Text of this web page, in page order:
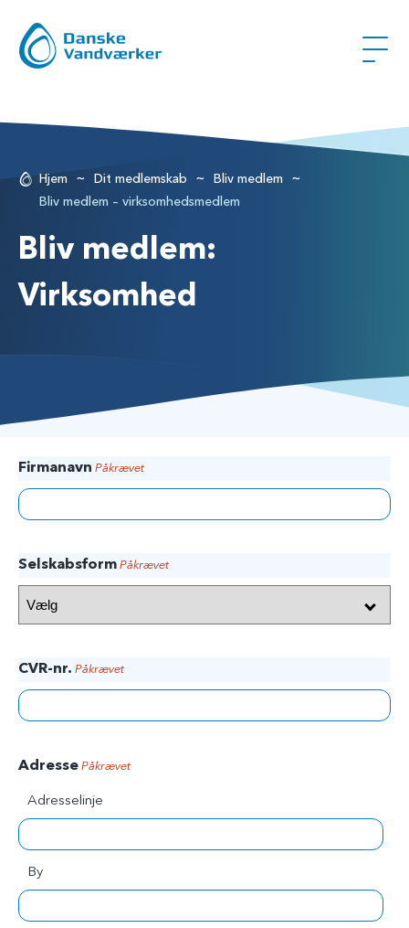
Hjem ~ Dit medlemskab ~ Bliv medlem ~
Bliv medlem – virksomhedsmedlem
Bliv medlem:
Virksomhed
Firmanavn Påkrævet
Selskabsform Påkrævet
CVR-nr. Påkrævet
Adresse Påkrævet
Adresselinje
By